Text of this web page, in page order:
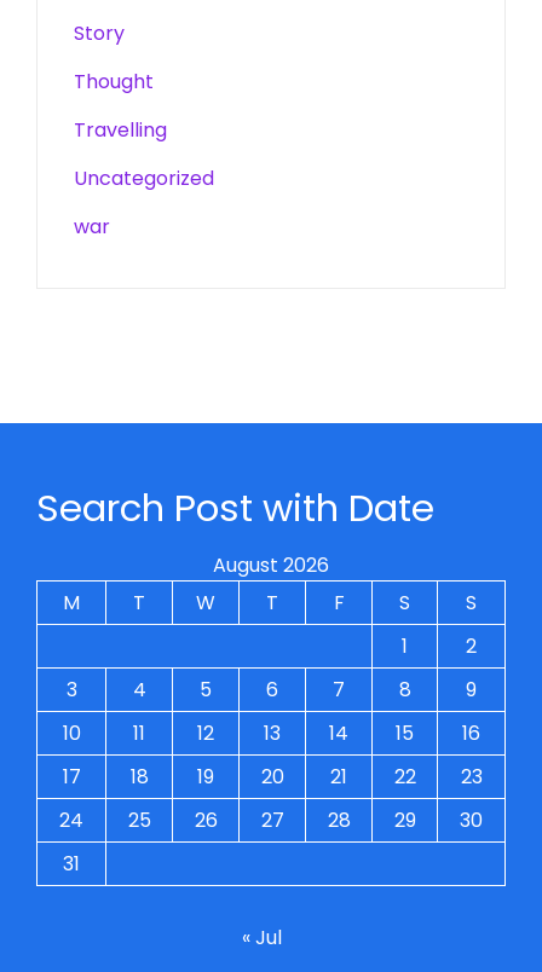
Story
Thought
Travelling
Uncategorized
war
Search Post with Date
August 2026
M
T W T F S
S
1
2
3
4 5 6 7 8
9
10
11 12 13 14 15
16
17
18 19 20 21 22
23
24
25 26 27 28 29
30
31
« Jul